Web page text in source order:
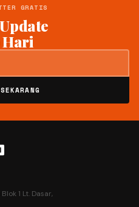
GRATIS
Hari
1 Lt. Dasar,